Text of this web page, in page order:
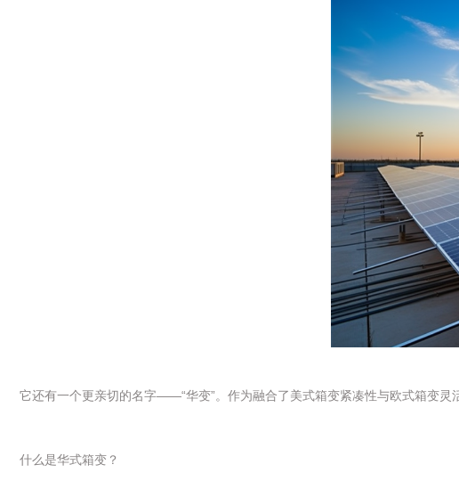
它还有一个更亲切的名字——“华变”。作为融合了美式箱变紧凑性与欧式箱变灵
什么是华式箱变？